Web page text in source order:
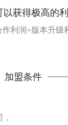
以获得极高的
作利润+版本升级
加盟条件